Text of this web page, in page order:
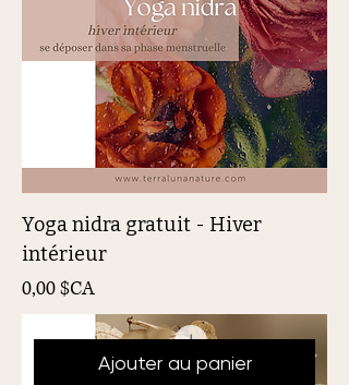
Yoga nidra gratuit - Hiver
intérieur
Prix
0,00 $CA
Ajouter au panier